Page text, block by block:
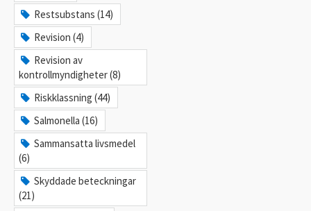
Restsubstans (14)
Revision (4)
Revision av
kontrollmyndigheter (8)
Riskklassning (44)
Salmonella (16)
Sammansatta livsmedel
(6)
Skyddade beteckningar
(21)